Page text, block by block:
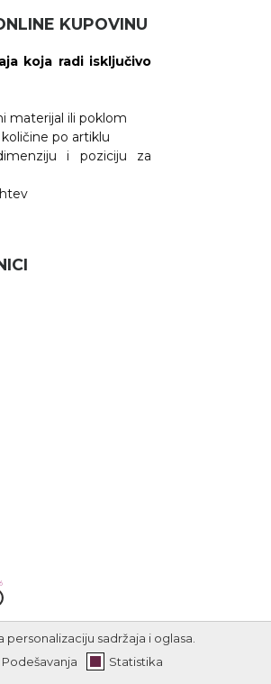
KUPOVINU
koja radi isključivo
materijal ili poklom
po artiklu
i poziciju za
personalizaciju sadržaja i oglasa.
Podešavanja
Statistika